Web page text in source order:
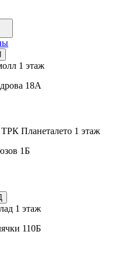
1 этаж
18А
Планеталето 1 этаж
1Б
1 этаж
110Б